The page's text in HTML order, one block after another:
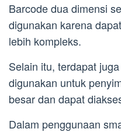
Barcode dua dimensi
digunakan karena
lebih kompleks.
Selain itu, terdapat
digunakan untuk
besar dan dapat
Dalam penggunaan